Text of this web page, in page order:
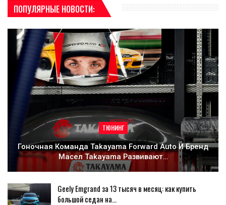
ПОПУЛЯРНЫЕ НОВОСТИ:
ТЮНИНГ
Гоночная Команда Takayama Forward Auto И Бренд
Масел Takayama Развивают…
Geely Emgrand за 13 тысяч в месяц: как купить
большой седан на…